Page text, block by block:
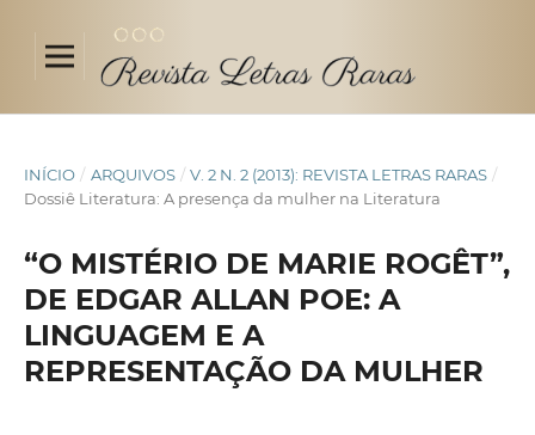
INÍCIO / ARQUIVOS / V. 2 N. 2 (2013): REVISTA LETRAS RARAS /
Dossiê Literatura: A presença da mulher na Literatura
“O MISTÉRIO DE MARIE ROGÊT”,
DE EDGAR ALLAN POE: A
LINGUAGEM E A
REPRESENTAÇÃO DA MULHER